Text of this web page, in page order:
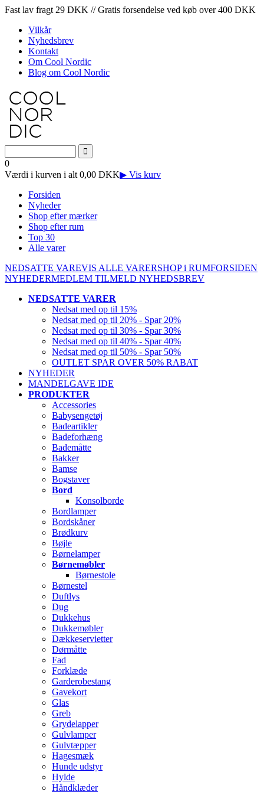
Fast lav fragt 29 DKK // Gratis forsendelse ved køb over 400 DKK
Vilkår
Nyhedsbrev
Kontakt
Om Cool Nordic
Blog om Cool Nordic
0
Værdi i kurven i alt 0,00 DKK▶ Vis kurv
Forsiden
Nyheder
Shop efter mærker
Shop efter rum
Top 30
Alle varer
NEDSATTE VAREVIS ALLE VARERSHOP i RUMFORSIDEN
NYHEDERMEDLEM TILMELD NYHEDSBREV
NEDSATTE VARER
Nedsat med op til 15%
Nedsat med op til 20% - Spar 20%
Nedsat med op til 30% - Spar 30%
Nedsat med op til 40% - Spar 40%
Nedsat med op til 50% - Spar 50%
OUTLET SPAR OVER 50% RABAT
NYHEDER
MANDELGAVE IDE
PRODUKTER
Accessories
Babysengetøj
Badeartikler
Badeforhæng
Bademåtte
Bakker
Bamse
Bogstaver
Bord
Konsolborde
Bordlamper
Bordskåner
Brødkurv
Bøjle
Børnelamper
Børnemøbler
Børnestole
Børnestel
Duftlys
Dug
Dukkehus
Dukkemøbler
Dækkeservietter
Dørmåtte
Fad
Forklæde
Garderobestang
Gavekort
Glas
Greb
Grydelapper
Gulvlamper
Gulvtæpper
Hagesmæk
Hunde udstyr
Hylde
Håndklæder